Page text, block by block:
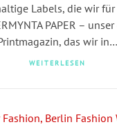
Labels, die wir
PAPER –
das wir in…
WEITERLESEN